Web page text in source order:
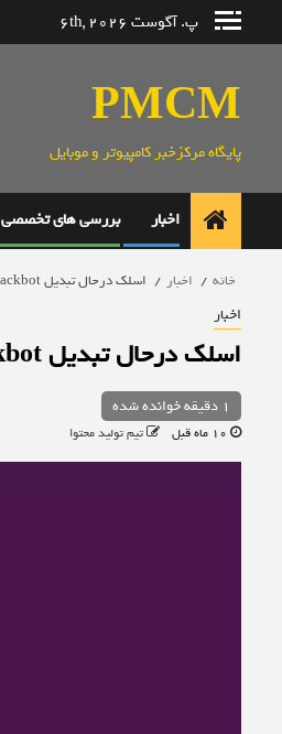
پ. آگوست 6th, 2026
PMCM
پایگاه مرکزخبر کامپیوتر و موبایل
اخبار بررسی های تخصصی
خانه اخبار اسلک درحال تبدیل Slackbot به یک دستیار هوش مصنوعی است
اخبار
اسلک درحال تبدیل Slackbot به یک دستیار هوش مصنوعی است
1 دقیقه خوانده شده
تیم تولید محتوا